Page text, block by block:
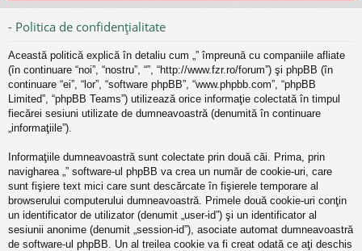
- Politica de confidenţialitate
Această politică explică în detaliu cum „” împreună cu companiile afliate
(în continuare “noi”, “nostru”, “”, “http://www.fzr.ro/forum”) şi phpBB (în
continuare “ei”, “lor”, “software phpBB”, “www.phpbb.com”, “phpBB
Limited”, “phpBB Teams”) utilizează orice informaţie colectată în timpul
fiecărei sesiuni utilizate de dumneavoastră (denumită în continuare
„informaţiile”).
Informaţiile dumneavoastră sunt colectate prin două căi. Prima, prin
navigharea „” software-ul phpBB va crea un număr de cookie-uri, care
sunt fişiere text mici care sunt descărcate în fişierele temporare al
browserului computerului dumneavoastră. Primele două cookie-uri conţin
un identificator de utilizator (denumit „user-id”) şi un identificator al
sesiunii anonime (denumit „session-id”), asociate automat dumneavoastră
de software-ul phpBB. Un al treilea cookie va fi creat odată ce aţi deschis